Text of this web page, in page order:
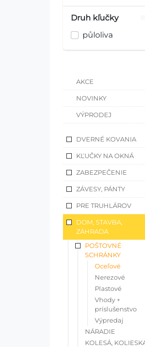
Druh kľučky
půloliva
AKCE
NOVINKY
VÝPRODEJ
DVERNÉ KOVANIA
KĽUČKY NA OKNÁ
ZABEZPEČENIE
ZÁVESY, PÁNTY
PRE TRUHLÁROV
DOM, STAVBA,
ZÁHRADA
POŠTOVNÉ
SCHRÁNKY
Oceľové
Nerezové
Plastové
Vhody +
príslušenstvo
Výpredaj
NÁRADIE
KOLESÁ,